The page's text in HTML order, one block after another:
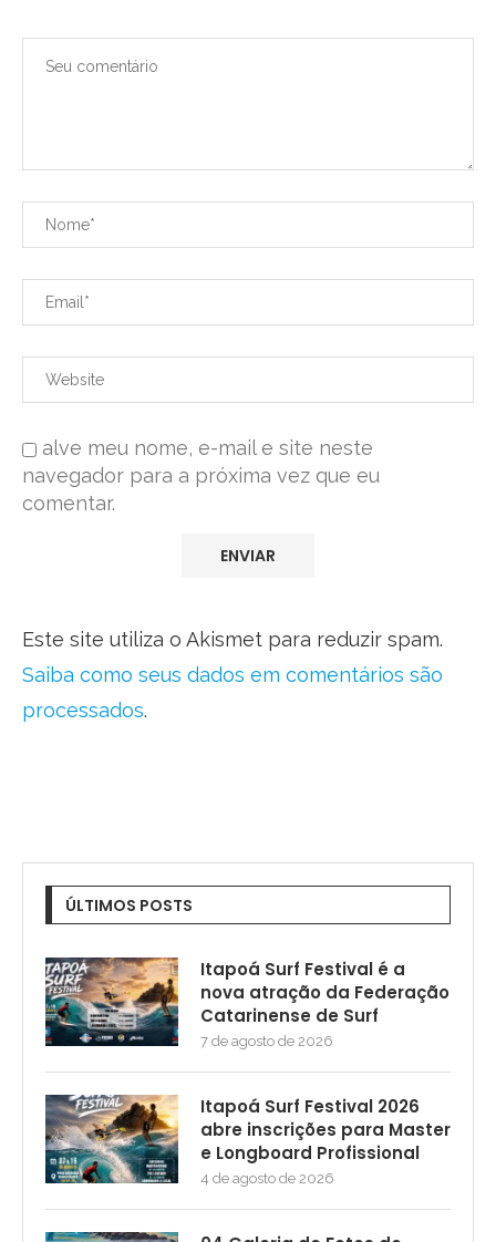
alve meu nome, e-mail e site neste
navegador para a próxima vez que eu
comentar.
Este site utiliza o Akismet para reduzir spam.
Saiba como seus dados em comentários são
processados.
ÚLTIMOS POSTS
Itapoá Surf Festival é a
nova atração da Federação
Catarinense de Surf
7 de agosto de 2026
Itapoá Surf Festival 2026
abre inscrições para Master
e Longboard Profissional
4 de agosto de 2026